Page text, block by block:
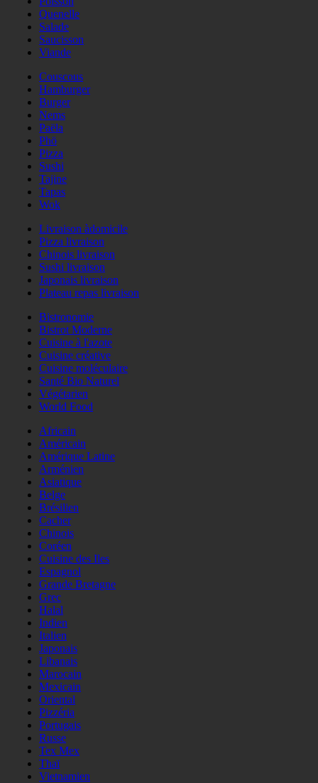
Quenelle
Salade
Saucisson
Viande
Couscous
Hamburger
Burger
Nems
Paëla
Phö
Pizza
Sushi
Tajine
Tapas
Wok
Livraison àdomicile
Pizza livraison
Chinois livraison
Sushi livraison
Japonais livraison
Plateau repas livraison
Bistronomie
Bistrot Moderne
Cuisine à l'azote
Cuisine créative
Cuisine moléculaire
Santé Bio Naturel
Végétarien
World Food
Africain
Américain
Amérique Latine
Arménien
Asiatique
Belge
Brésilien
Cacher
Chinois
Coréen
Cuisine des Iles
Espagnol
Grande Bretagne
Grec
Halal
Indien
Italien
Japonais
Libanais
Marocain
Mexicain
Oriental
Pizzéria
Portugais
Russe
Tex Mex
Thaï
Vietnamien